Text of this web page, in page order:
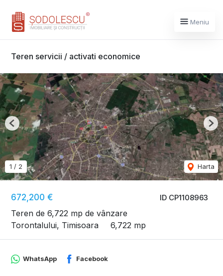
Meniu
Teren servicii / activati economice
ID CP1108963
672,200 €
Teren de 6,722 mp de vânzare
Torontalului, Timisoara
6,722 mp
1 / 2 Harta
Previous
WhatsApp Facebook